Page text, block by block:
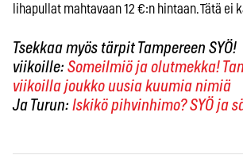
lihapullat mahtavaan 12 €:n hintaan. Tätä ei
Tsekkaa myös tärpit Tampereen SYÖ!
viikoille: Someilmiö ja olutmekka!
viikoilla joukko uusia kuumia nimiä
Ja Turun: Iskikö pihvinhimo? SYÖ ja